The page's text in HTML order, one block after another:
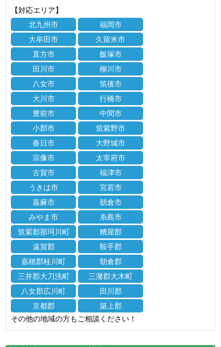
【対応エリア】
北九州市
福岡市
大牟田市
久留米市
直方市
飯塚市
田川市
柳川市
八女市
筑後市
大川市
行橋市
豊前市
中間市
小郡市
筑紫野市
春日市
大野城市
宗像市
太宰府市
古賀市
福津市
うきは市
宮若市
嘉麻市
朝倉市
みやま市
糸島市
筑紫郡那珂川町
糟屋郡
遠賀郡
鞍手郡
嘉穂郡桂川町
朝倉郡
三井郡大刀洗町
三潴郡大木町
八女郡広川町
田川郡
京都郡
築上郡
その他の地域の方もご相談ください！